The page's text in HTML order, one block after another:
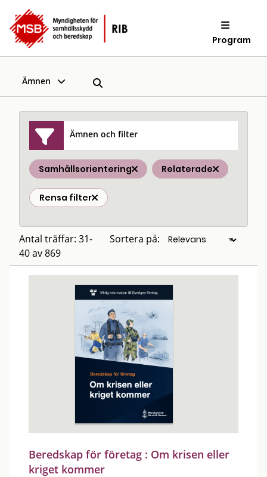
Program
Ämnen
Ämnen och filter
Samhällsorientering Relaterade
Rensa filter
Antal träffar: 31-
40 av 869
Sortera på:
Beredskap för företag : Om krisen eller
kriget kommer